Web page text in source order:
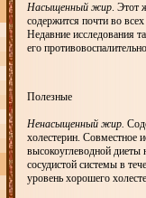
Насыщенный жир. Этот
содержится почти во
Недавние исследования
его
Полезные
Ненасыщенный жир.
холестерин. Совместное
высокоуглеводной
сосудистой системы в
уровень хорошего